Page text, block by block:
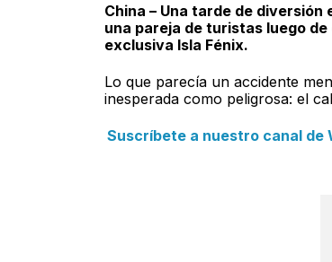
China – Una tarde de
una pareja de turistas luego
exclusiva Isla Fénix.
Lo que parecía un accidente
inesperada como peligrosa: el
Suscríbete a nuestro canal